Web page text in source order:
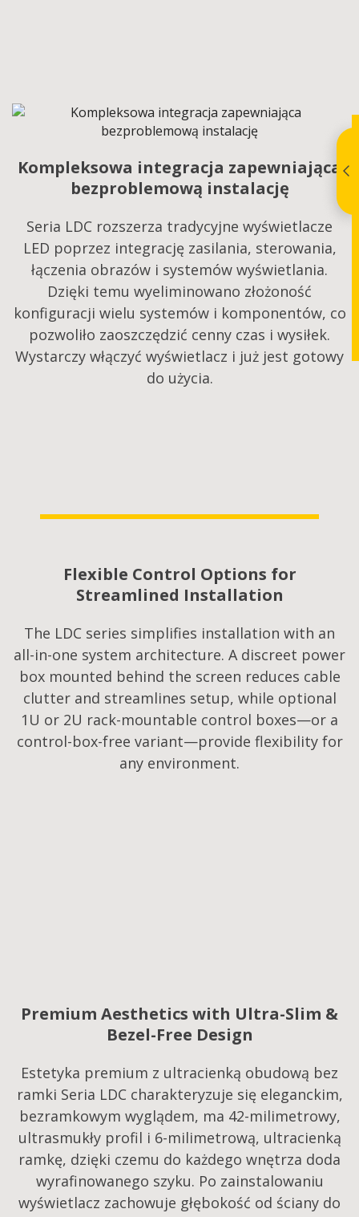
Kompleksowa integracja zapewniająca
bezproblemową instalację
Seria LDC rozszerza tradycyjne wyświetlacze
LED poprzez integrację zasilania, sterowania,
łączenia obrazów i systemów wyświetlania.
Dzięki temu wyeliminowano złożoność
konfiguracji wielu systemów i komponentów, co
pozwoliło zaoszczędzić cenny czas i wysiłek.
Wystarczy włączyć wyświetlacz i już jest gotowy
do użycia.
Flexible Control Options for
Streamlined Installation
The LDC series simplifies installation with an
all-in-one system architecture. A discreet power
box mounted behind the screen reduces cable
clutter and streamlines setup, while optional
1U or 2U rack-mountable control boxes—or a
control-box-free variant—provide flexibility for
any environment.
Premium Aesthetics with Ultra-Slim &
Bezel-Free Design
Estetyka premium z ultracienką obudową bez
ramki Seria LDC charakteryzuje się eleganckim,
bezramkowym wyglądem, ma 42-milimetrowy,
ultrasmukły profil i 6-milimetrową, ultracienką
ramkę, dzięki czemu do każdego wnętrza doda
wyrafinowanego szyku. Po zainstalowaniu
wyświetlacz zachowuje głębokość od ściany do